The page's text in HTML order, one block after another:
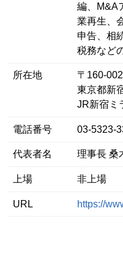
編、M&A
業再生、
申告、相
税務など
所在地
〒160-
東京都新
JR新宿ミ
電話番号 03-5323-
代表者名 理事長 桑
上場 非上場
URL https://